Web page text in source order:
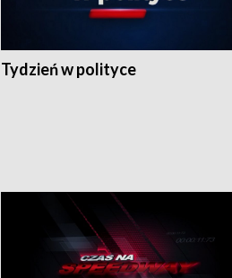
Tydzień w polityce